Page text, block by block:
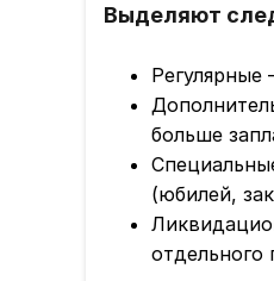
Выделяют
Регулярные
больше
(юбилей,
отдельного